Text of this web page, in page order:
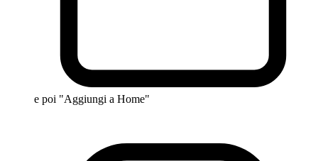
e poi "Aggiungi a Home"